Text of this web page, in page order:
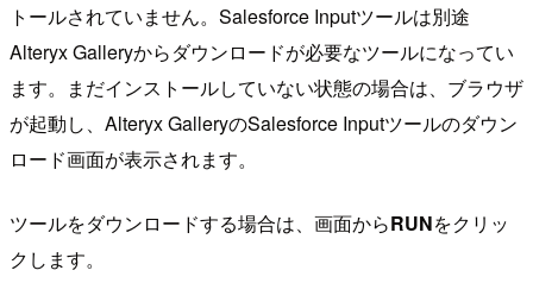
トールされていません。Salesforce Inputツールは別途
Alteryx Galleryからダウンロードが必要なツールになってい
ます。まだインストールしていない状態の場合は、ブラウザ
が起動し、Alteryx GalleryのSalesforce Inputツールのダウン
ロード画面が表示されます。
ツールをダウンロードする場合は、画面からRUNをクリッ
クします。